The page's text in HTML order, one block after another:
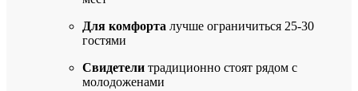
Для комфорта лучше ограничиться 25-30
гостями
Свидетели традиционно стоят рядом с
молодоженами